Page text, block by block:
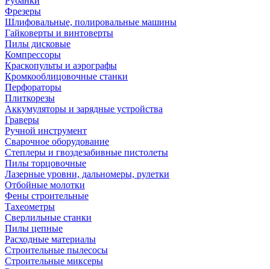
Фрезеры
Шлифовальные, полировальные машины
Гайковерты и винтоверты
Пилы дисковые
Компрессоры
Краскопульты и аэрографы
Кромкооблицовочные станки
Перфораторы
Плиткорезы
Аккумуляторы и зарядные устройства
Граверы
Ручной инструмент
Сварочное оборудование
Степлеры и гвоздезабивные пистолеты
Пилы торцовочные
Лазерные уровни, дальномеры, рулетки
Отбойные молотки
Фены строительные
Тахеометры
Сверлильные станки
Пилы цепные
Расходные материалы
Строительные пылесосы
Строительные миксеры